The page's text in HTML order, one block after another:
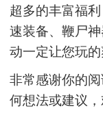
超多的丰富福
速装备、鞭尸
动一定让您玩的
非常感谢你的
何想法或建议